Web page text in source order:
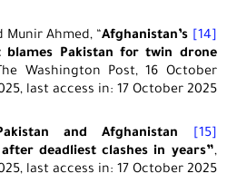
[14]
Afghanistan’s
blames Pakistan for twin drone
Washington Post, 16 October
last access in: 17 October 2025:
[15]
and Afghanistan
deadliest clashes in years”,
last access in: 17 October 2025: